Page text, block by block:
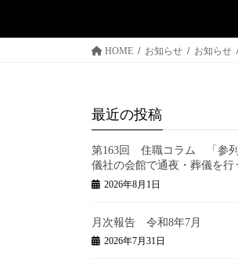
HOME お知らせ お知らせ
最近の投稿
第163回 住職コラム 「参列
儀社の会館で通夜・葬儀を行
2026年8月1日
月次報告 令和8年7月
2026年7月31日